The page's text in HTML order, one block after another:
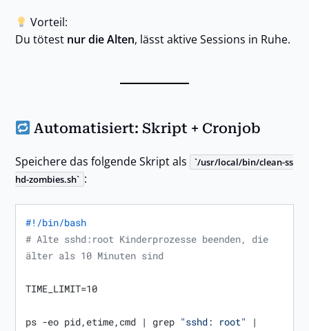
Vorteil:
Du tötest nur die Alten, lässt aktive Sessions in Ruhe.
Automatisiert: Skript + Cronjob
Speichere das folgende Skript als
/usr/local/bin/clean-ss
hd-zombies.sh
:
#!/bin/bash
# Alte sshd:root Kinderprozesse beenden, die
älter als 10 Minuten sind
TIME_LIMIT=10
ps -eo pid,etime,cmd | grep "sshd: root"
|